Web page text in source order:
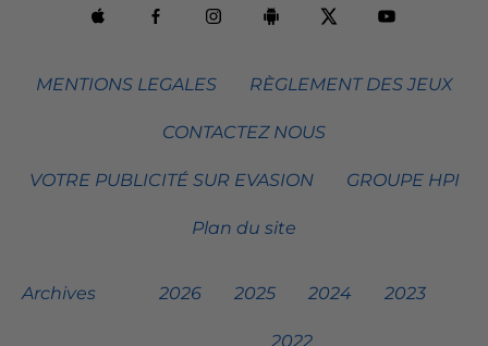
MENTIONS LEGALES RÈGLEMENT DES JEUX
CONTACTEZ NOUS
VOTRE PUBLICITÉ SUR EVASION GROUPE HPI
Plan du site
Archives 2026 2025 2024 2023
2022